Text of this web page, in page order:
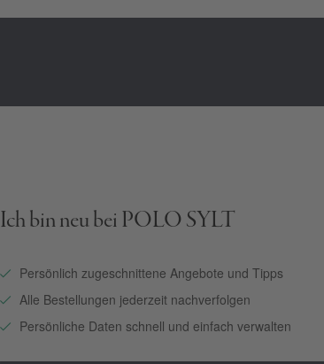
Ich bin neu bei POLO SYLT
Persönlich zugeschnittene Angebote und Tipps
Alle Bestellungen jederzeit nachverfolgen
Persönliche Daten schnell und einfach verwalten